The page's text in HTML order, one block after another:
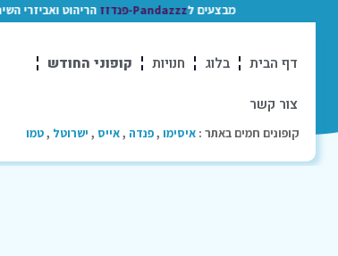
מבצעים לPandazzz-פנדזז הריהוט ואביזרי השינה
דף הבית בלוג חנויות קופוני החודש
צור קשר
קופונים חמים באתר : איסימו ,פנדה ,אייס , ישרוטל ,טמו